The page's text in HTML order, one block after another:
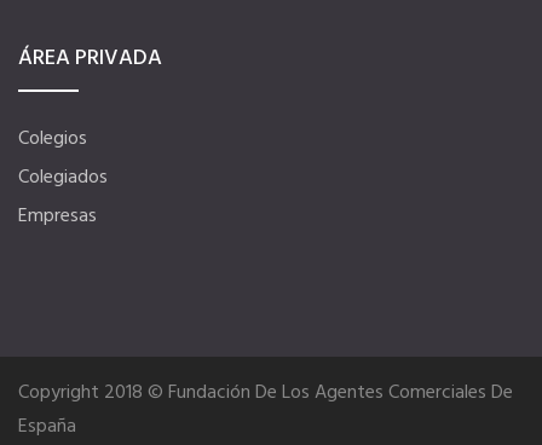
ÁREA PRIVADA
Colegios
Colegiados
Empresas
Copyright 2018 © Fundación De Los Agentes Comerciales De
España